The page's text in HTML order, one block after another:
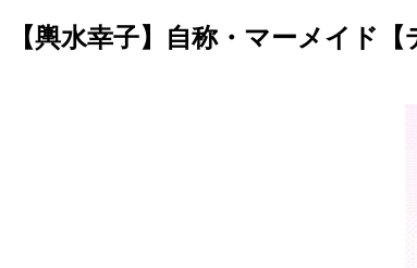
【輿水幸子】自称・マーメイド【